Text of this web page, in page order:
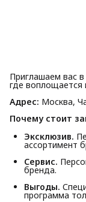
Приглашаем вас
где воплощается
Адрес: Москва,
Почему стоит
Эксклюзив.
ассортимент
Сервис.
бренда.
Выгоды.
программа